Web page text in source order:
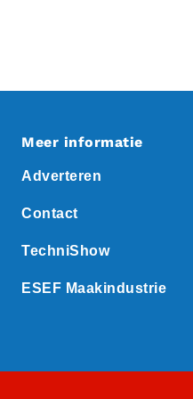
Meer informatie
Adverteren
Contact
TechniShow
ESEF Maakindustrie